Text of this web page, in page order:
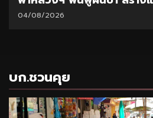
04/08/2026
บก.ชวนคุย